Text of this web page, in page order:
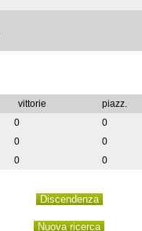
vittorie
piazz.
0
0
0
0
0 0